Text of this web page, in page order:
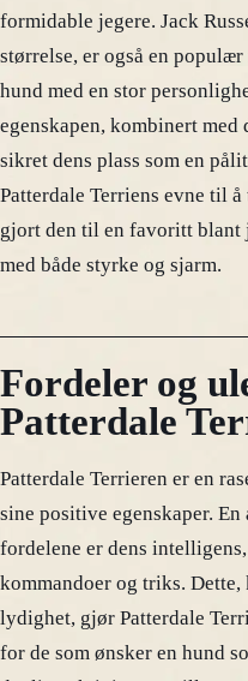
formidable jegere. Jack
størrelse, er også en
hund med en stor
egenskapen, kombinert
sikret dens plass som en
Patterdale Terriens evne til
gjort den til en favoritt blant
med både styrke og sjarm.
Fordeler og
Patterdale
Patterdale Terrieren er en
sine positive egenskaper.
fordelene er dens
kommandoer og triks.
lydighet, gjør Patterdale
for de som ønsker en hund